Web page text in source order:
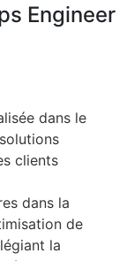
Engineer
dans le
clients
dans la
de
la